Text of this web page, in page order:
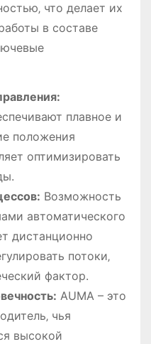
что делает их
в составе
плавное и
положения
оптимизировать
Возможность
автоматического
дистанционно
потоки‚
фактор.
AUMA – это
чья
высокой